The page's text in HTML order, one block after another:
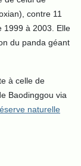
contre 11
1999 à 2003. Elle
du panda géant
à celle de
Baodinggou via
naturelle